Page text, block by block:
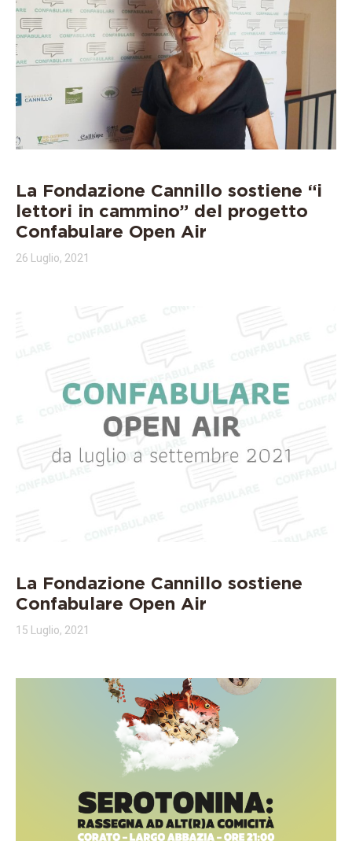
La Fondazione Cannillo sostiene “i
lettori in cammino” del progetto
Confabulare Open Air
26 Luglio, 2021
La Fondazione Cannillo sostiene
Confabulare Open Air
15 Luglio, 2021